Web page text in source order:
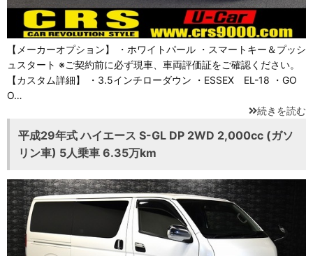
【メーカーオプション】 ・ホワイトパール ・スマートキー＆プッシ
ュスタート ※ご契約前に必ず現車、車両評価証をご確認ください。
【カスタム詳細】 ・3.5インチローダウン ・ESSEX EL-18 ・GO
O…
続きを読む
平成29年式 ハイエース S-GL DP 2WD 2,000cc (ガソ
リン車) 5人乗車 6.35万km